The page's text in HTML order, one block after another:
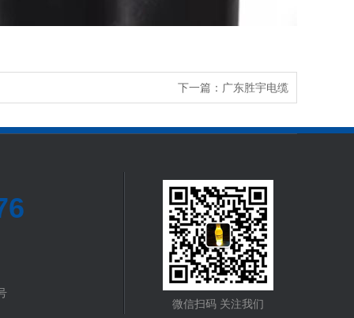
下一篇： 广东胜宇电缆
微信扫码 关注我们